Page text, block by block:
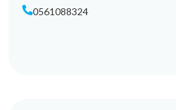
0561088324